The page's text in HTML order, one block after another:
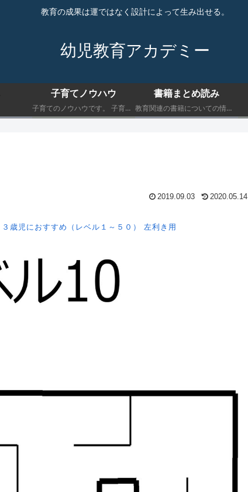
教育の成果は運ではなく設計によって生み出せる。
幼児教育アカデミー
子育てノウハウ
子育てのノウハウです。 子育てにおいて最低限知っておくべきことを書きます。
書籍まとめ読み
教育関連の書籍についての情報です。 子育てにおいて最低限知っておくべきことを書きます。
2019.09.03 2020.05.14
３歳児におすすめ（レベル１～５０） 左利き用